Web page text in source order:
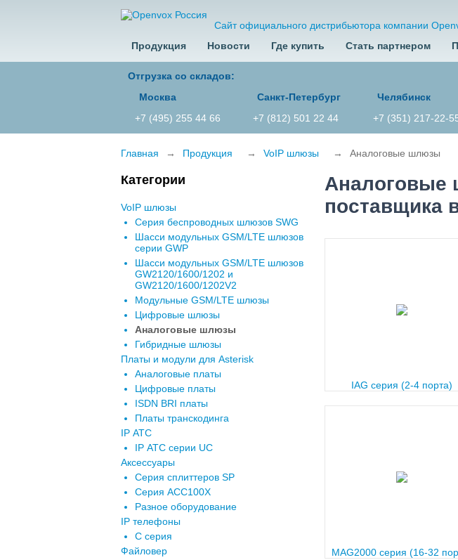
Сайт официального дистрибьютора компании
Продукция Новости Где купить Стать партнером
Отгрузка со складов:
Москва
+7 (495) 255 44 66
Санкт-Петербург
+7 (812) 501 22 44
Челябинск
+7 (351) 217-22-
Главная → Продукция → VoIP шлюзы → Аналоговые шлюзы
Категории
VoIP шлюзы
Серия беспроводных шлюзов SWG
Шасси модульных GSM/LTE шлюзов
серии GWP
Шасси модульных GSM/LTE шлюзов
GW2120/1600/1202 и
GW2120/1600/1202V2
Модульные GSM/LTE шлюзы
Цифровые шлюзы
Аналоговые шлюзы
Гибридные шлюзы
Платы и модули для Asterisk
Аналоговые платы
Цифровые платы
ISDN BRI платы
Платы транскодинга
IP АТС
IP АТС серии UC
Аксессуары
Серия сплиттеров SP
Серия ACC100X
Разное оборудование
IP телефоны
C серия
Файловер
Аналоговые
поставщика
IAG серия (2-4 порта)
MAG2000 серия (16-32